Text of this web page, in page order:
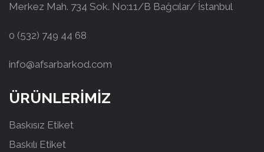
Merkez Mah. 734 Sok. No:11/B Bağcılar/ İstanbul
0 (532) 749 44 68
info@afsarbarkod.com
ÜRÜNLERİMİZ
Baskısız Etiket
Baskılı Etiket